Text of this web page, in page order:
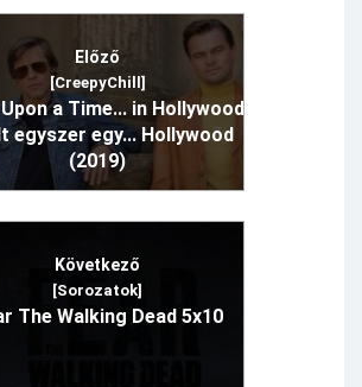
Előző
[CreepyChill]
a Time... in Hollywood
egyszer egy... Hollywood
(2019)
Következő
[Sorozatok]
The Walking Dead 5x10